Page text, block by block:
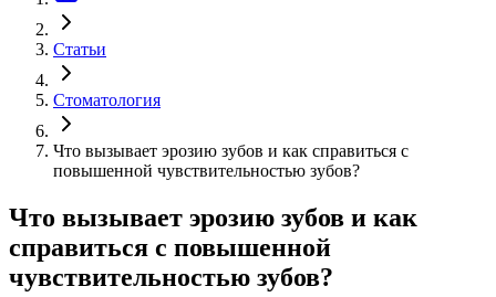
Статьи
Стоматология
Что вызывает эрозию зубов и как справиться с
повышенной чувствительностью зубов?
Что вызывает эрозию зубов и как
справиться с повышенной
чувствительностью зубов?